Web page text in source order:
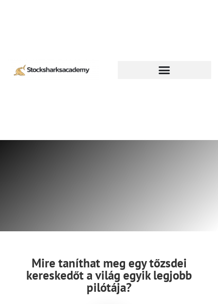
Mire taníthat meg egy tőzsdei
kereskedőt a világ egyik legjobb
pilótája?